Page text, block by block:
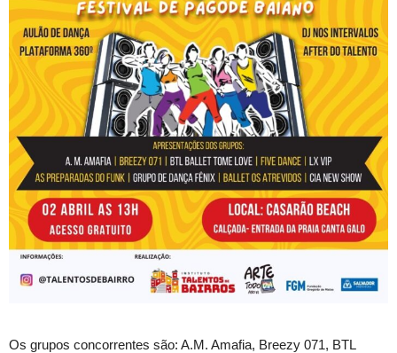
Os grupos concorrentes são: A.M. Amafia, Breezy 071, BTL